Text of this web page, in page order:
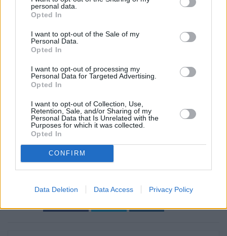
personal data.
Opted In
I want to opt-out of the Sale of my
Personal Data.
Opted In
I want to opt-out of processing my
Personal Data for Targeted Advertising.
Opted In
I want to opt-out of Collection, Use,
Retention, Sale, and/or Sharing of my
Personal Data that Is Unrelated with the
Purposes for which it was collected.
Opted In
CONFIRM
Data Deletion Data Access Privacy Policy